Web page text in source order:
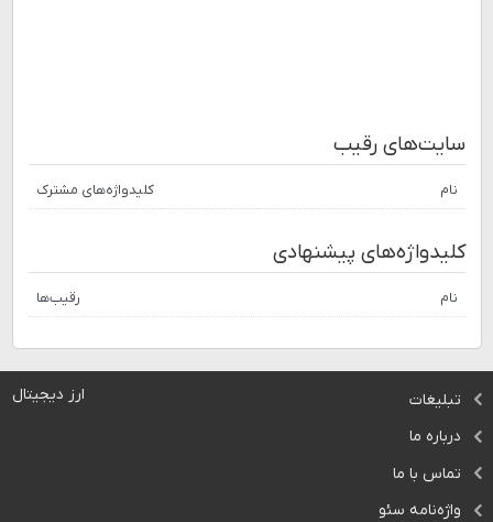
سایت‌های رقیب
نام کلیدواژه‌های مشترک
کلیدواژه‌های پیشنهادی
نام رقیب‌ها
ارز دیجیتال
تبلیغات
درباره ما
تماس با ما
واژه‌نامه سئو